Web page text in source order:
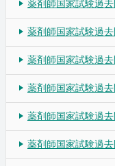
薬剤師国家試験過
薬剤師国家試験過
薬剤師国家試験過
薬剤師国家試験過
薬剤師国家試験過
薬剤師国家試験過